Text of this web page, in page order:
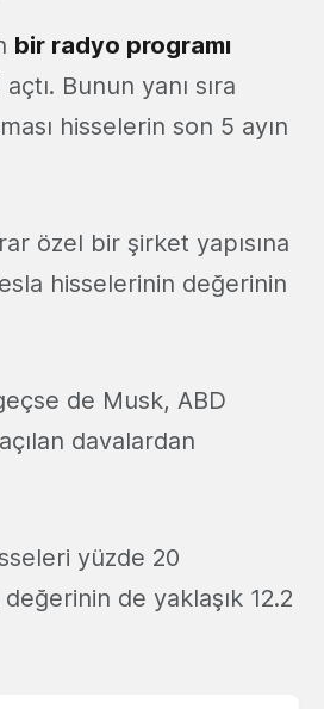
bir radyo programı
Bunun yanı sıra
hisselerin son 5 ayın
özel bir şirket yapısına
hisselerinin değerinin
de Musk, ABD
davalardan
yüzde 20
de yaklaşık 12.2